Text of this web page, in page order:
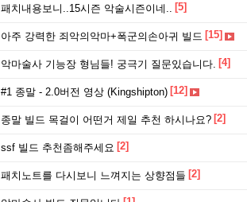
패치내용보니..15시즌 악술시즌이네.. [5]
아주 강력한 죄악의악마+폭군의손아귀 빌드 [15]
악마술사 기능장 형님들! 궁극기 질문있습니다. [4]
#1 종말 - 2.0버전 영상 (Kingshipton) [12]
종말 빌드 목걸이 어떤거 제일 추천 하시나요? [2]
ssf 빌드 추천좀해주세요 [2]
패치노트를 다시보니 느껴지는 상향점들 [2]